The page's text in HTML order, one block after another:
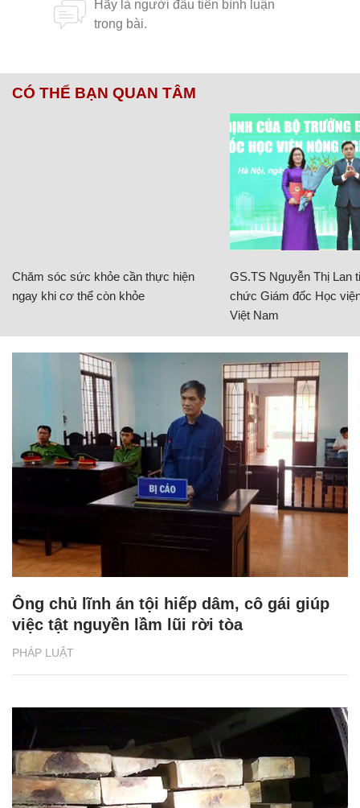
CÓ THỂ BẠN QUAN TÂM
Chăm sóc sức khỏe cần thực hiện
ngay khi cơ thể còn khỏe
GS.TS Nguyễn Thị Lan
chức Giám đốc Học
Việt Nam
PHÁP LUẬT
Ông chủ lĩnh án tội hiếp dâm, cô gái giúp
việc tật nguyền lầm lũi rời tòa